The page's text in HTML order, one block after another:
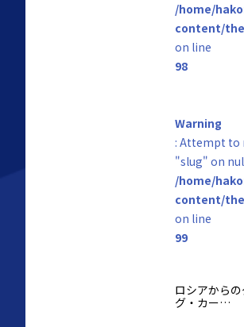
/home/
content/
on line
98
Warning
: Attempt to
"slug" on
/home/
content/
on line
99
ロシアから
グ・カー…